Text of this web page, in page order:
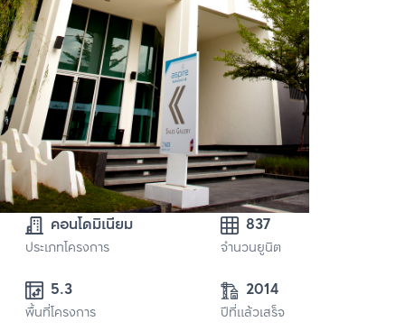
คอนโดมิเนียม
ประเภทโครงการ
837
จำนวนยูนิต
พื้นที่โครงการ
2014
ปีที่แล้วเสร็จ